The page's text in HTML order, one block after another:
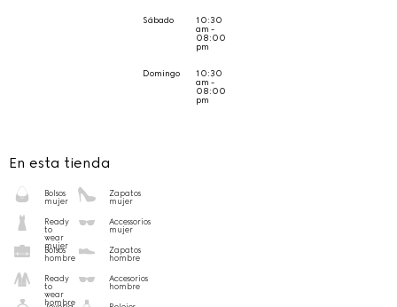
Sábado 10:30
am -
08:00
pm
Domingo 10:30
am -
08:00
pm
En esta tienda
Bolsos
mujer
Zapatos
mujer
Ready
to
wear
mujer
Accessorios
mujer
Bolsos
hombre
Zapatos
hombre
Ready
to
wear
hombre
Accesorios
hombre